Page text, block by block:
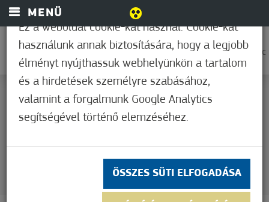
MENÜ
0
21,1°C
Patkó archívum 2024
Patkó archívum 2023
Patkó archívum 2022
Ez a weboldal cookie-kat használ. Cookie-kat
használunk annak biztosítására, hogy a legjobb
élményt nyújthassuk webhelyünkön a tartalom
és a hirdetések személyre szabásához,
valamint a forgalmunk Google Analytics
segítségével történő elemzéséhez.
ÖSSZES SÜTI ELFOGADÁSA